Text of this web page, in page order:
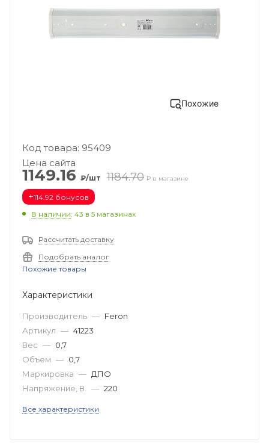
Похожие
Код товара: 95409
Цена сайта
1149.16 ₽/шт 1184.70 ₽ в магазине
+114.92 бонусов
В наличии: 43 в 5 магазинах
Рассчитать доставку
Подобрать аналог
Похожие товары
Характеристики
Производитель — Feron
Артикул — 41223
Вес — 0,7
Объем — 0,7
Маркировка — ДПО
Напряжение, В.
— 220
Все характеристики